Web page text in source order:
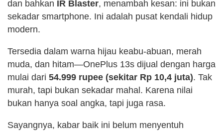
dan bahkan IR Blaster, menambah kesan: ini bukan
sekadar smartphone. Ini adalah pusat kendali hidup
modern.
Tersedia dalam warna hijau keabu-abuan, merah
muda, dan hitam—OnePlus 13s dijual dengan harga
mulai dari 54.999 rupee (sekitar Rp 10,4 juta). Tak
murah, tapi bukan sekadar mahal. Karena nilai
bukan hanya soal angka, tapi juga rasa.
Sayangnya, kabar baik ini belum menyentuh